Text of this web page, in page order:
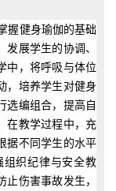
握健身瑜伽的基础
展学生的协调、
中，将呼吸与体位
，培养学生对健身
选编组合，提高自
在教学过程中，充
据不同学生的水平
组织纪律与安全教
伤害事故发生，